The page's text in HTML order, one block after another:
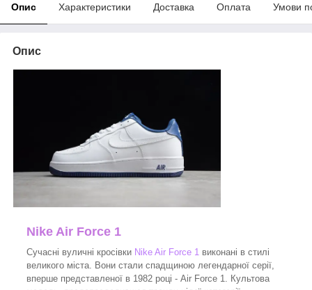
Опис Характеристики Доставка Оплата Умови
Опис
Nike Air Force 1
Сучасні вуличні кросівки Nike Air Force 1 виконані в стилі
великого міста. Вони стали спадщиною легендарної серії,
вперше представленої в 1982 році - Air Force 1. Культова